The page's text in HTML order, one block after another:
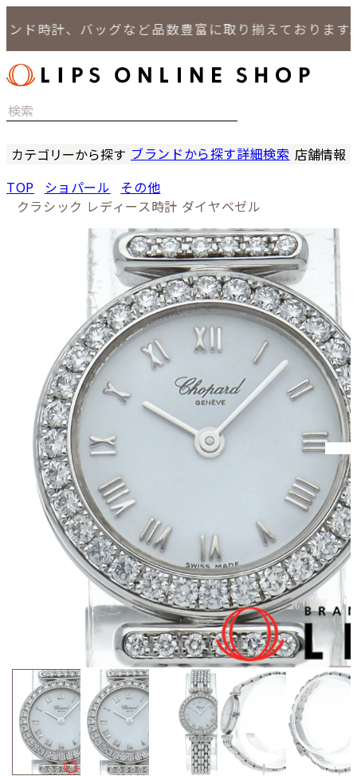
計、バッグなど品数豊富に取り揃えております。
カテゴリーから探す
バッグ
小物
ブランドから探す詳細検索 店舗情報
LIPS 札
LIPS 通信
TOP ショパール
その他
クラシック レディース時計 ダイヤベゼル